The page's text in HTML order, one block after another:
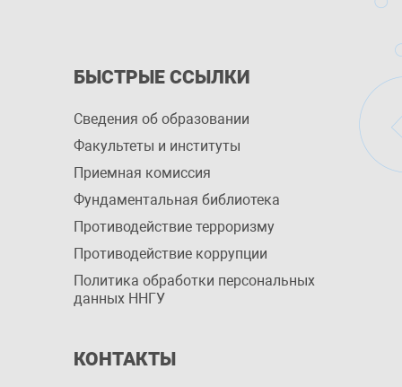
БЫСТРЫЕ ССЫЛКИ
Сведения об образовании
Факультеты и институты
Приемная комиссия
Фундаментальная библиотека
Противодействие терроризму
Противодействие коррупции
Политика обработки персональных
данных ННГУ
КОНТАКТЫ